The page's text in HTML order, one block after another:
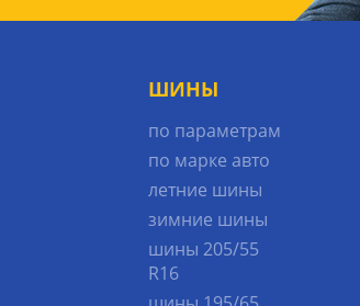
ШИНЫ
по параметрам
по марке авто
летние шины
зимние шины
шины 205/55
R16